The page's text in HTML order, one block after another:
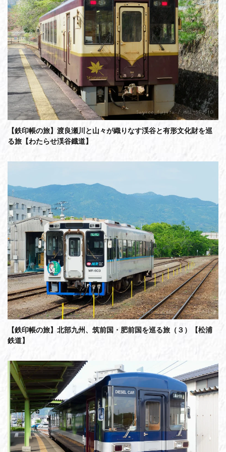
【鉄印帳の旅】渡良瀬川と山々が織りなす渓谷と有形文化財を巡
る旅【わたらせ渓谷鐡道】
【鉄印帳の旅】北部九州、筑前国・肥前国を巡る旅（３）【松浦
鉄道】